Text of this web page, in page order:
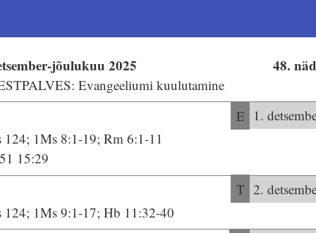
48.
jõulukuu 2025
Evangeeliumi kuulutamine
E 1.
124; 1Ms 8:1-19; Rm 6:1-11
15:29
T 2.
124; 1Ms 9:1-17; Hb 11:32-40